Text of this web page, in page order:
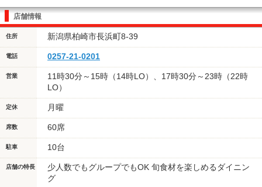
店舗情報
住所 新潟県柏崎市長浜町8-39
電話 0257-21-0201
営業
11時30分～15時（14時LO）、17時30分～23時（22時
LO）
定休 月曜
席数 60席
駐車 10台
店舗の特長
少人数でもグループでもOK 旬食材を楽しめるダイニン
グ